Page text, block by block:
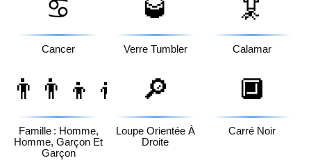
♋
Cancer
🥃
Verre Tumbler
🦑
Calamar
👨‍👨‍👦‍👦
Famille : Homme,
Homme, Garçon Et
Garçon
🔎
Loupe Orientée À
Droite
🔲
Carré Noir